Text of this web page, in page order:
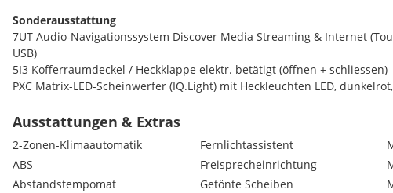
Sonderausstattung
7UT Audio-Navigationssystem Discover Media Streaming & Internet
USB)
5I3 Kofferraumdeckel / Heckklappe elektr. betätigt (öffnen + schliessen)
PXC Matrix-LED-Scheinwerfer (IQ.Light) mit Heckleuchten LED,
QV3 Radioempfang digital (DAB+)
KA2 Rückfahrkamera (Rear View)
4I3 Schließ-/Startsystem Keyless Access
Weitere Ausstattung
Ausstattungen & Extras
2-Zonen-Klimaautomatik
ABS
Abstandstempomat
Fernlichtassistent
Freisprecheinrichtung
Getönte Scheiben